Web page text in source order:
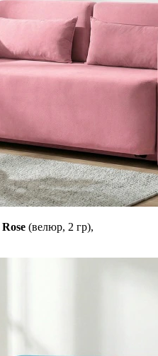
Rose (велюр, 2 гр),